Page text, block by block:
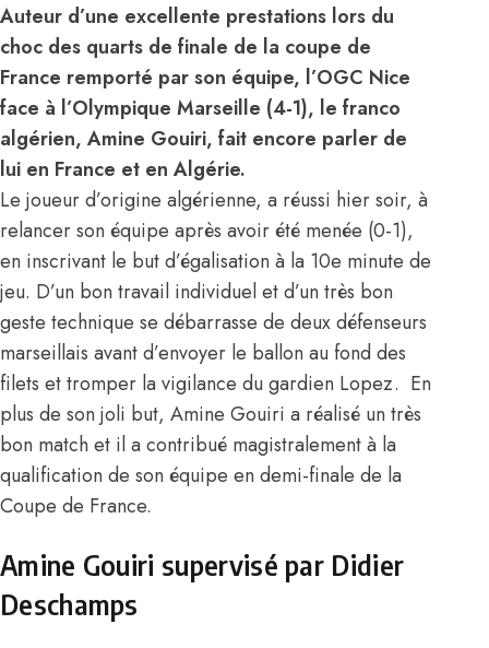
Auteur d’une excellente prestations lors du
choc des quarts de finale de la coupe de
France remporté par son équipe, l’OGC Nice
face à l’Olympique Marseille (4-1), le franco
algérien, Amine Gouiri, fait encore parler de
lui en France et en Algérie.
Le joueur d’origine algérienne, a réussi hier soir, à
relancer son équipe après avoir été menée (0-1),
en inscrivant le but d’égalisation à la 10e minute de
jeu. D’un bon travail individuel et d’un très bon
geste technique se débarrasse de deux défenseurs
marseillais avant d’envoyer le ballon au fond des
filets et tromper la vigilance du gardien Lopez. En
plus de son joli but, Amine Gouiri a réalisé un très
bon match et il a contribué magistralement à la
qualification de son équipe en demi-finale de la
Coupe de France.
Amine Gouiri supervisé par Didier
Deschamps